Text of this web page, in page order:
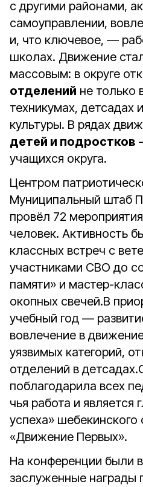
с другими районами,
самоуправлении,
и, что ключевое, —
школах. Движение
массовым: в округе
отделений не только
техникумах, детсадах
культуры. В рядах
детей и подростков
учащихся округа.
Центром
Муниципальный штаб
провёл 72
человек. Активность
классных встреч с
участниками СВО до
памяти» и мастер-
окопных свечей.В
учебный год —
вовлечение в
уязвимых категорий,
отделений в
поблагодарила всех
чья работа и является
успеха» шебекинского
«Движение Первых».
На конференции были
заслуженные награды